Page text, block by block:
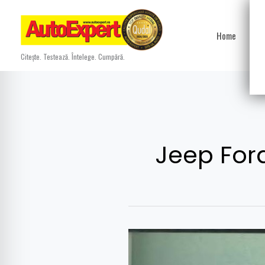
content
Citește. Testează. Întelege. Cumpără.
Home
Jeep
Majestatea